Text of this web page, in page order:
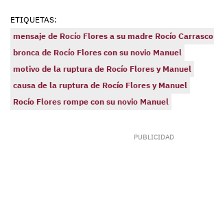
ETIQUETAS:
mensaje de Rocío Flores a su madre Rocío Carrasco
bronca de Rocío Flores con su novio Manuel
motivo de la ruptura de Rocío Flores y Manuel
causa de la ruptura de Rocío Flores y Manuel
Rocío Flores rompe con su novio Manuel